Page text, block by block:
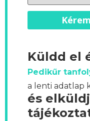
Küldd el
Pedikűr
a lenti adatlap
és